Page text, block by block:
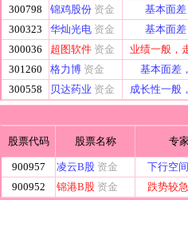
300798
锦鸡股份 资金 基本面
300323
华灿光电 资金 基本面
300036
超图软件 资金 业绩一般，
301260
格力博 资金 基本面差
300558
贝达药业 资金 成长性一般
股票代码 股票名称 专
900957 凌云B股 资金 下行空
900952
锦港B股 资金 跌势较